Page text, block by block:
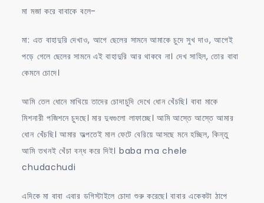
মা মজা করে বাবাকে বলে-
মা: এত বাহাদুরি দেখাও, আগে ছেলের সামনে আমাকে চুদে সুখ দাও, আগেই
পড়ে গেলে ছেলের সামনে এই বাহাদুরি আর থাকবে না। দেখ সাহিল, তোর বাবা
কেমনে চোদে।
আমি তেল ধোনে মাখিয়ে তাদের চোদাচুদি দেখে ধোন খেঁচছি। বাবা মাকে
মিশনারী পজিশনে চুদছে। মার দুধগুলো লাফাচ্ছে। আমি আস্তে আস্তে আমার
ধোন খেঁচছি। আমার অল্পতেই মাল ফেটে বেরিয়ে আসছে মনে হচ্ছিল, কিন্তু
আমি তখনই খেঁচা বন্ধ করে দিই। baba ma chele
chudachudi
এদিকে মা বাবা এবার ডগিস্টাইলে চোদা শুরু করেছে। বাবার একেকটা ঠাপে